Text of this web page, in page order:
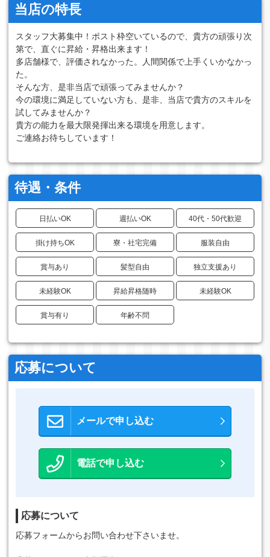
当店の特長
スタッフ大募集中！ポスト枠空いているので、貴方の頑張り次
第で、直ぐに昇給・昇格出来ます！
多店舗様で、評価されなかった。人間関係で上手くいかなかっ
た。
そんな方、是非当店で頑張ってみませんか？
今の環境に満足していない方も、是非、当店で貴方のスキルを
試してみませんか？
貴方の能力を最大限発揮出来る環境を用意します。
ご連絡お待ちしています！
待遇・条件
日払いOK 週払いOK 40代・50代歓迎
掛け持ちOK 寮・社宅完備 服装自由
賞与あり 髪型自由 独立支援あり
未経験OK 昇給昇格随時 未経験OK
賞与有り 年齢不問
応募について
メールで申し込む
電話で申し込む
応募について
応募フォームからお問い合わせ下さいませ。